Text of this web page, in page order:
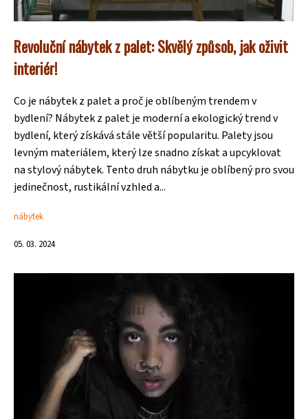
Revoluční nábytek z palet: Skvělý způsob, jak oživit
interiér!
Co je nábytek z palet a proč je oblíbeným trendem v
bydlení? Nábytek z palet je moderní a ekologický trend v
bydlení, který získává stále větší popularitu. Palety jsou
levným materiálem, který lze snadno získat a upcyklovat
na stylový nábytek. Tento druh nábytku je oblíbený pro svou
jedinečnost, rustikální vzhled a...
nábytek
05. 03. 2024